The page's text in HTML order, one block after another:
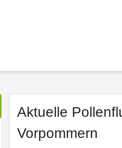
Aktuelle
Vorpommern